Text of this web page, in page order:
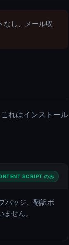
なし、メール収
れはインストール
SCRIPT のみ
バッジ、翻訳ボ
せん。